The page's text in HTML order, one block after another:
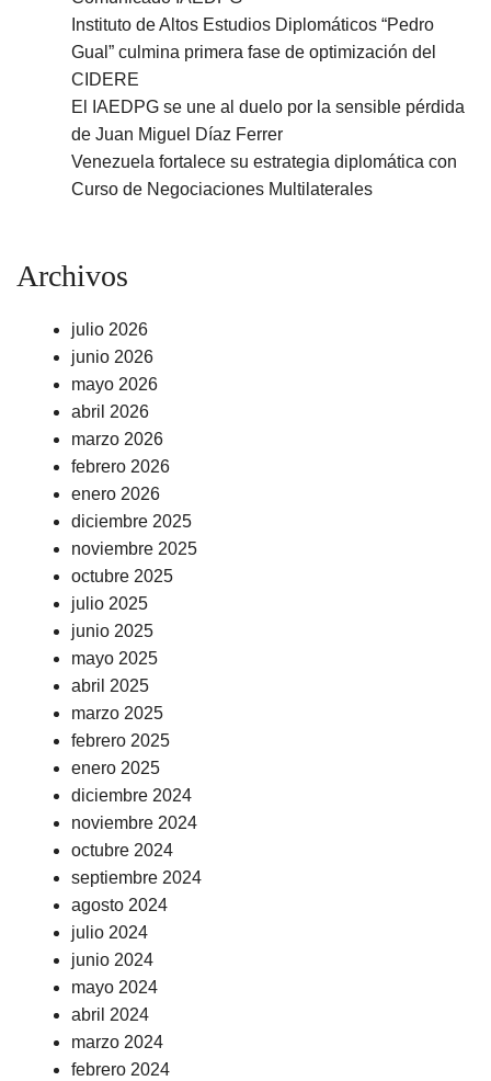
Instituto de Altos Estudios Diplomáticos “Pedro
Gual” culmina primera fase de optimización del
CIDERE
El IAEDPG se une al duelo por la sensible pérdida
de Juan Miguel Díaz Ferrer
Venezuela fortalece su estrategia diplomática con
Curso de Negociaciones Multilaterales
Archivos
julio 2026
junio 2026
mayo 2026
abril 2026
marzo 2026
febrero 2026
enero 2026
diciembre 2025
noviembre 2025
octubre 2025
julio 2025
junio 2025
mayo 2025
abril 2025
marzo 2025
febrero 2025
enero 2025
diciembre 2024
noviembre 2024
octubre 2024
septiembre 2024
agosto 2024
julio 2024
junio 2024
mayo 2024
abril 2024
marzo 2024
febrero 2024